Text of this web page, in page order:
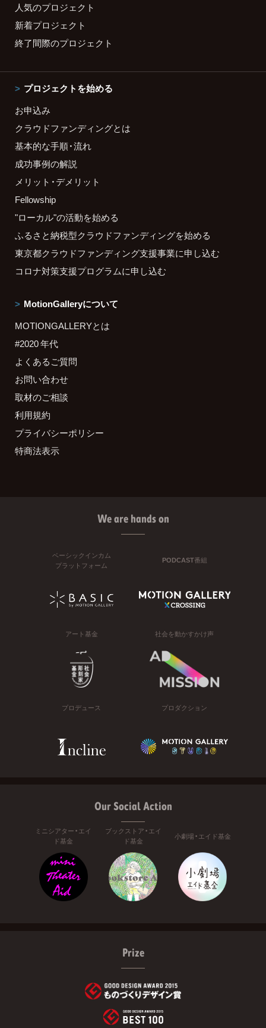
人気のプロジェクト
新着プロジェクト
終了間際のプロジェクト
プロジェクトを始める
お申込み
クラウドファンディングとは
基本的な手順・流れ
成功事例の解説
メリット・デメリット
Fellowship
"ローカル"の活動を始める
ふるさと納税型クラウドファンディングを始める
東京都クラウドファンディング支援事業に申し込む
コロナ対策支援プログラムに申し込む
MotionGalleryについて
MOTIONGALLERYとは
#2020 年代
よくあるご質問
お問い合わせ
取材のご相談
利用規約
プライバシーポリシー
特商法表示
We are hands on
ベーシックインカム
プラットフォーム
PODCAST番組
アート基金 社会を動かすかけ声
プロデュース プロダクション
Our Social Action
ミニシアター・エイ
ド基金
ブックストア・エイ
ド基金
小劇場・エイド基金
Prize